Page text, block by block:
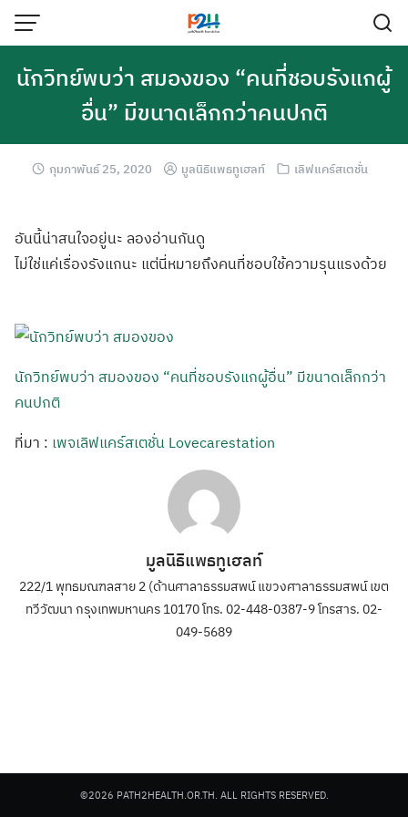
นักวิทย์พบว่า สมองของ “คนที่ชอบรังแกผู้
อื่น” มีขนาดเล็กกว่าคนปกติ
กุมภาพันธ์ 25, 2020 มูลนิธิแพธทูเฮลท์ เลิฟแคร์สเตชั่น
อันนี้น่าสนใจอยู่นะ ลองอ่านกันดู
ไม่ใช่แค่เรื่องรังแกนะ แต่นี่หมายถึงคนที่ชอบใช้ความรุนแรงด้วย
นักวิทย์พบว่า สมองของ “คนที่ชอบรังแกผู้อื่น” มีขนาดเล็กกว่า
คนปกติ
ที่มา : เพจเลิฟแคร์สเตชั่น Lovecarestation
มูลนิธิแพธทูเฮลท์
222/1 พุทธมณฑลสาย 2 (ด้านศาลาธรรมสพน์ แขวงศาลาธรรมสพน์ เขต
ทวีวัฒนา กรุงเทพมหานคร 10170 โทร. 02-448-0387-9 โทรสาร. 02-
049-5689
©2026 PATH2HEALTH.OR.TH. ALL RIGHTS RESERVED.